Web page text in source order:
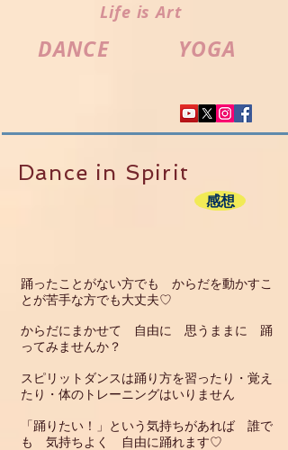
Life is Art
DANCE YOGA
Dance in Spirit
感想
踊ったことがない方でも からだを動かすこ
とが苦手な方でも大丈夫♡
からだにまかせて 自由に 思うままに 踊
ってみませんか？
スピリットダンスは踊り方を習ったり・覚え
たり・体のトレーニングはいりません
「踊りたい！」という気持ちがあれば 誰で
も
気持ちよく 自由に踊れます♡